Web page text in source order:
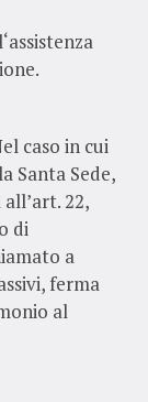
caso in cui
Santa Sede,
22,
di
a
ferma
al